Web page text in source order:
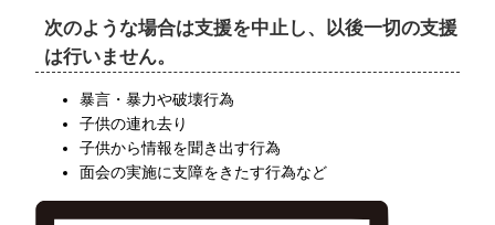
次のような場合は支援を中止し、以後一切の支援
は行いません。
暴言・暴力や破壊行為
子供の連れ去り
子供から情報を聞き出す行為
面会の実施に支障をきたす行為など